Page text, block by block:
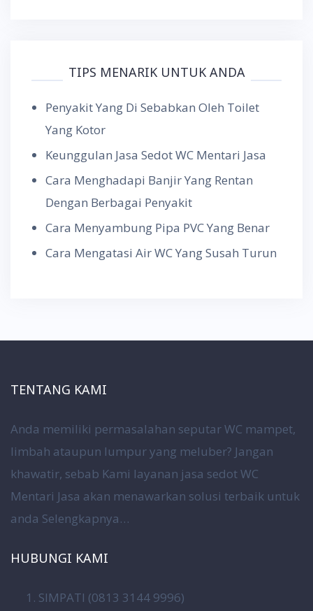
TIPS MENARIK UNTUK ANDA
Penyakit Yang Di Sebabkan Oleh Toilet
Yang Kotor
Keunggulan Jasa Sedot WC Mentari Jasa
Cara Menghadapi Banjir Yang Rentan
Dengan Berbagai Penyakit
Cara Menyambung Pipa PVC Yang Benar
Cara Mengatasi Air WC Yang Susah Turun
TENTANG KAMI
Anda memiliki permasalahan seputar WC mampet,
limbah ataupun lumpur yang meluber? Jangan
khawatir, sebab Kami layanan jasa sedot WC
Mentari Jasa akan menawarkan solusi terbaik untuk
anda Selengkapnya…
HUBUNGI KAMI
SIMPATI (0813 3144 9996)